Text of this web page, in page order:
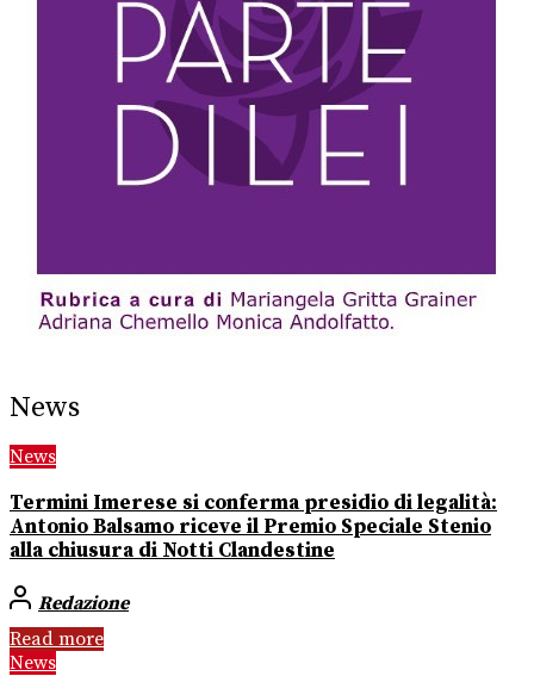
News
News
Termini Imerese si conferma presidio di legalità:
Antonio Balsamo riceve il Premio Speciale Stenio
alla chiusura di Notti Clandestine
Redazione
Read more
News